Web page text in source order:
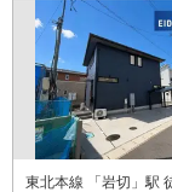
東北本線 「岩切」駅